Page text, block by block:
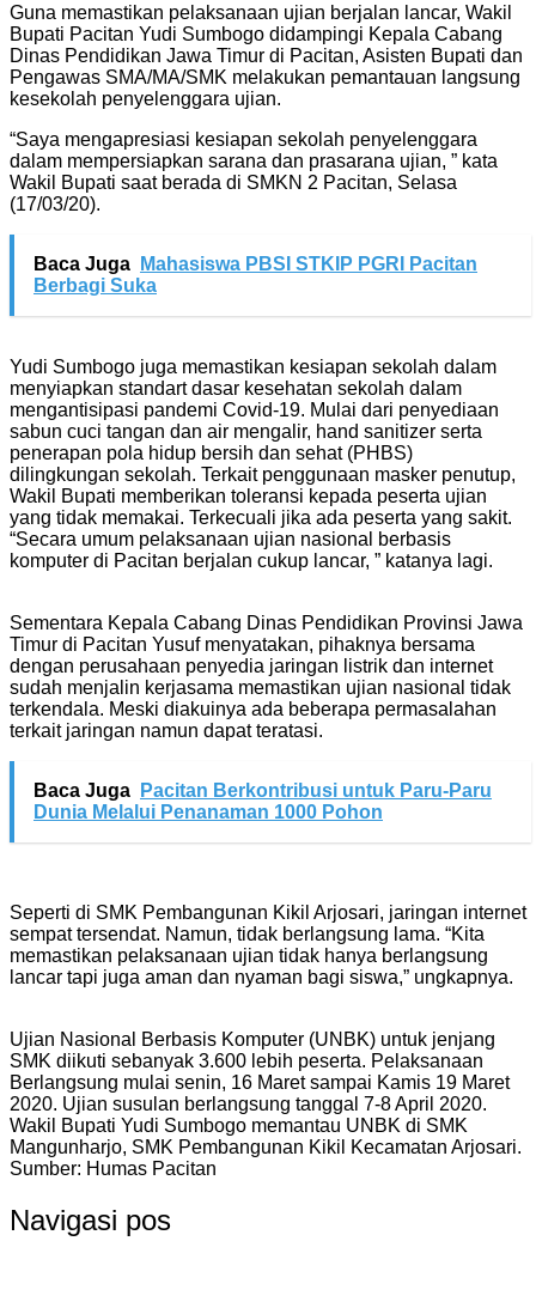
Guna memastikan pelaksanaan ujian berjalan lancar, Wakil
Bupati Pacitan Yudi Sumbogo didampingi Kepala Cabang
Dinas Pendidikan Jawa Timur di Pacitan, Asisten Bupati dan
Pengawas SMA/MA/SMK melakukan pemantauan langsung
kesekolah penyelenggara ujian.
“Saya mengapresiasi kesiapan sekolah penyelenggara
dalam mempersiapkan sarana dan prasarana ujian, ” kata
Wakil Bupati saat berada di SMKN 2 Pacitan, Selasa
(17/03/20).
Baca Juga
Mahasiswa PBSI STKIP PGRI Pacitan
Berbagi Suka
Yudi Sumbogo juga memastikan kesiapan sekolah dalam
menyiapkan standart dasar kesehatan sekolah dalam
mengantisipasi pandemi Covid-19. Mulai dari penyediaan
sabun cuci tangan dan air mengalir, hand sanitizer serta
penerapan pola hidup bersih dan sehat (PHBS)
dilingkungan sekolah. Terkait penggunaan masker penutup,
Wakil Bupati memberikan toleransi kepada peserta ujian
yang tidak memakai. Terkecuali jika ada peserta yang sakit.
“Secara umum pelaksanaan ujian nasional berbasis
komputer di Pacitan berjalan cukup lancar, ” katanya lagi.
Sementara Kepala Cabang Dinas Pendidikan Provinsi Jawa
Timur di Pacitan Yusuf menyatakan, pihaknya bersama
dengan perusahaan penyedia jaringan listrik dan internet
sudah menjalin kerjasama memastikan ujian nasional tidak
terkendala. Meski diakuinya ada beberapa permasalahan
terkait jaringan namun dapat teratasi.
Baca Juga
Pacitan Berkontribusi untuk Paru-Paru
Dunia Melalui Penanaman 1000 Pohon
Seperti di SMK Pembangunan Kikil Arjosari, jaringan internet
sempat tersendat. Namun, tidak berlangsung lama. “Kita
memastikan pelaksanaan ujian tidak hanya berlangsung
lancar tapi juga aman dan nyaman bagi siswa,” ungkapnya.
Ujian Nasional Berbasis Komputer (UNBK) untuk jenjang
SMK diikuti sebanyak 3.600 lebih peserta. Pelaksanaan
Berlangsung mulai senin, 16 Maret sampai Kamis 19 Maret
2020. Ujian susulan berlangsung tanggal 7-8 April 2020.
Wakil Bupati Yudi Sumbogo memantau UNBK di SMK
Mangunharjo, SMK Pembangunan Kikil Kecamatan Arjosari.
Sumber: Humas Pacitan
Navigasi pos